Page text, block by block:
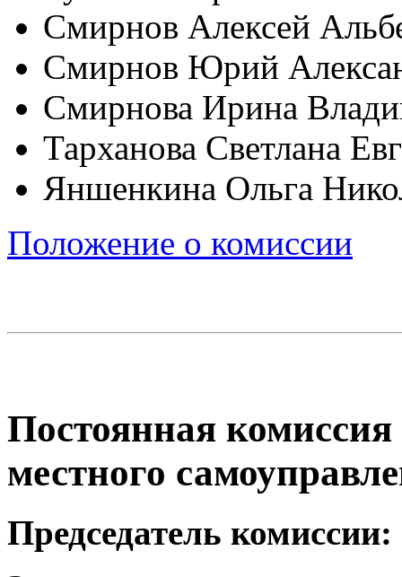
Смирнов Алексей
Смирнов Юрий
Смирнова Ирина
Тарханова Светлана
Яншенкина Ольга
Положение о комиссии
Постоянная
местного
Председатель комиссии: